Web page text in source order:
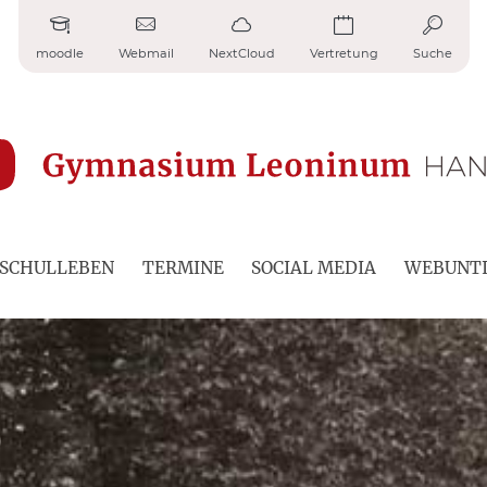
moodle Webmail NextCloud Vertretung Suche
SCHULLEBEN TERMINE SOCIAL MEDIA